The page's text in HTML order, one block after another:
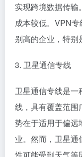
实现跨境数据传输
成本较低。VPN
别高的企业，特别
3. 卫星通信专线
卫星通信专线是
线，具有覆盖范围
势在于适用于偏远
业。然而，卫星
性可能受到天气等